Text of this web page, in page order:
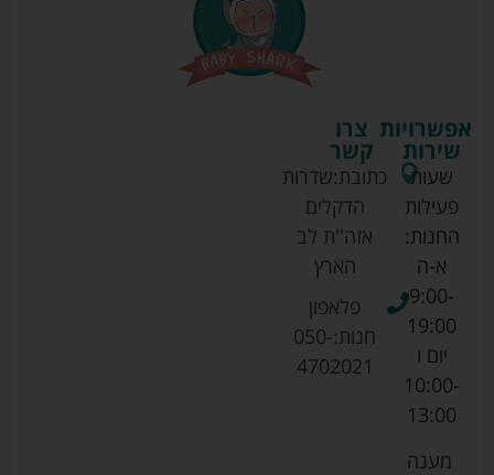
צרו
קשר
כתובת:שדרות
הדקלים
אזה''ת לב
הארץ
פלאפון
חנות:050-
4702021
אפשרויות
שירות
שעות
פעילות
החנות:
א-ה
9:00-
19:00
יום ו
10:00-
13:00
מענה